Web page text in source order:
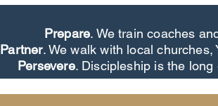
Prepare. We train coaches
Partner. We walk with local
Persevere. Discipleship is the